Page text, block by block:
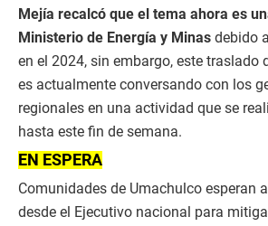
Mejía recalcó que el tema ahora es
Ministerio de Energía y Minas debido
en el 2024, sin embargo, este traslado
es actualmente conversando con los
regionales en una actividad que se
hasta este fin de semana.
EN ESPERA
Comunidades de Umachulco esperan
desde el Ejecutivo nacional para